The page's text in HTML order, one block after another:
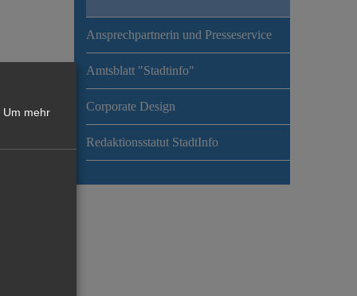
Ansprechpartnerin und Presseservice
Amtsblatt "Stadtinfo"
Corporate Design
Redaktionsstatut StadtInfo
Um mehr